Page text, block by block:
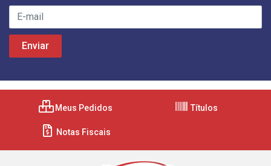
Meus Pedidos Títulos
Notas Fiscais